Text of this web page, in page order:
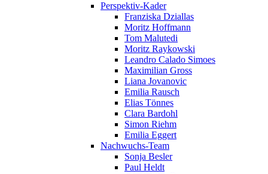
Perspektiv-Kader
Franziska Dziallas
Moritz Hoffmann
Tom Malutedi
Moritz Raykowski
Leandro Calado Simoes
Maximilian Gross
Liana Jovanovic
Emilia Rausch
Elias Tönnes
Clara Bardohl
Simon Riehm
Emilia Eggert
Nachwuchs-Team
Sonja Besler
Paul Heldt